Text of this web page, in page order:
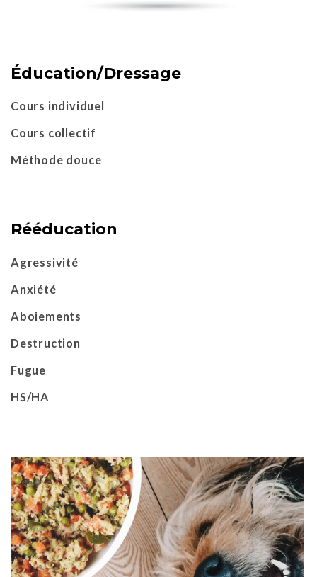
Éducation/Dressage
Cours individuel
Cours collectif
Méthode douce
Rééducation
Agressivité
Anxiété
Aboiements
Destruction
Fugue
HS/HA